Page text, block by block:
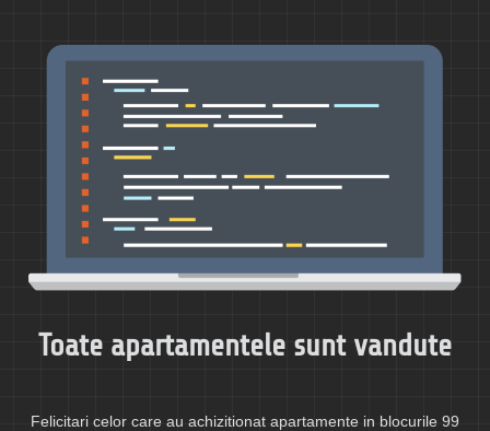
Toate apartamentele sunt vandute
Felicitari celor care au achizitionat apartamente in blocurile 99